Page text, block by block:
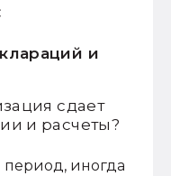
и
сдает
и расчеты?
иногда